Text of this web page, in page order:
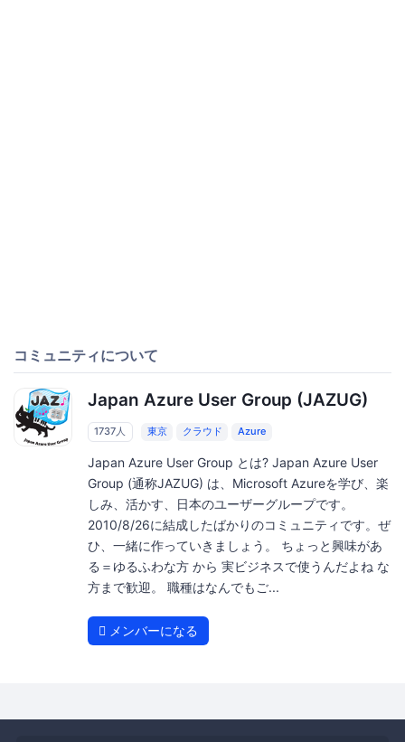
コミュニティについて
Japan Azure User Group (JAZUG)
1737人 東京 クラウド Azure
Japan Azure User Group とは? Japan Azure User
Group (通称JAZUG) は、Microsoft Azureを学び、楽
しみ、活かす、日本のユーザーグループです。
2010/8/26に結成したばかりのコミュニティです。ぜ
ひ、一緒に作っていきましょう。 ちょっと興味があ
る＝ゆるふわな方 から 実ビジネスで使うんだよね な
方まで歓迎。 職種はなんでもご...
メンバーになる